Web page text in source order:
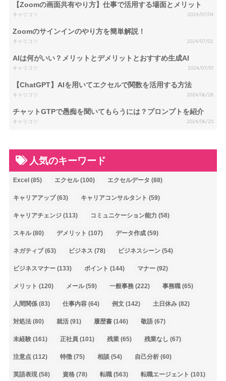
【Zoomの画面共有やり方】仕事で活用する場面とメリット
キャリコツ 2024/07/04
Zoomのサインインのやり方を簡単解説！
キャリコツ 2024/07/02
AIは何がいい？メリットとデメリットとおすすめ生成AI
キャリコツ 2024/07/01
【ChatGPT】AIを用いてエクセルで関数を活用する方法
キャリコツ 2024/06/28
チャットGTPで愚痴を聞いてもらうには？プロンプトを紹介
キャリコツ 2024/06/25
人気のキーワード
Excel (85) エクセル(100) エクセルデータ (88)
キャリアアップ(63) キャリアコンサルタント (59)
キャリアチェンジ(113) コミュニケーション能力 (58)
スキル(80) デメリット (107) データ作成(59)
ネガティブ(63) ビジネス (78) ビジネスシーン(54)
ビジネスマナー(133) ポイント (144) マナー(92)
メリット (120) メール(59) 一般事務(222) 事務職(65)
人間関係(83) 仕事内容(64) 例文(142) 土日休み(82)
対処法(80) 就活(91) 履歴書(146) 敬語(67)
未経験(161) 正社員 (101) 残業(65) 残業なし (67)
注意点(112) 特徴(75) 相談(54) 自己分析(60)
英語表現(58) 資格(78) 転職(563) 転職エージェント (101)